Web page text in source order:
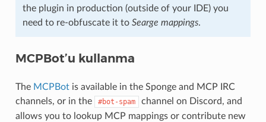
the plugin in production (outside of your IDE) you
need to re-obfuscate it to Searge mappings.
MCPBot’u kullanma
The MCPBotis available in the Sponge and MCP IRC
channels, or in the
#bot-spam
channel on Discord, and
allows you to lookup MCP mappings or contribute new